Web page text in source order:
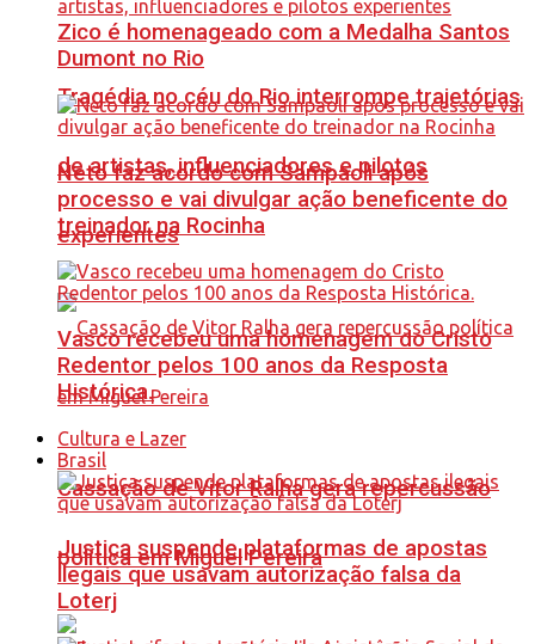
Tragédia no céu do Rio interrompe trajetórias
de artistas, influenciadores e pilotos
experientes
Cassação de Vitor Ralha gera repercussão
política em Miguel Pereira
Zico é homenageado com a Medalha Santos
Dumont no Rio
Neto faz acordo com Sampaoli após
processo e vai divulgar ação beneficente do
treinador na Rocinha
Vasco recebeu uma homenagem do Cristo
Redentor pelos 100 anos da Resposta
Histórica.
Cultura e Lazer
Brasil
Justiça suspende plataformas de apostas
ilegais que usavam autorização falsa da
Loterj